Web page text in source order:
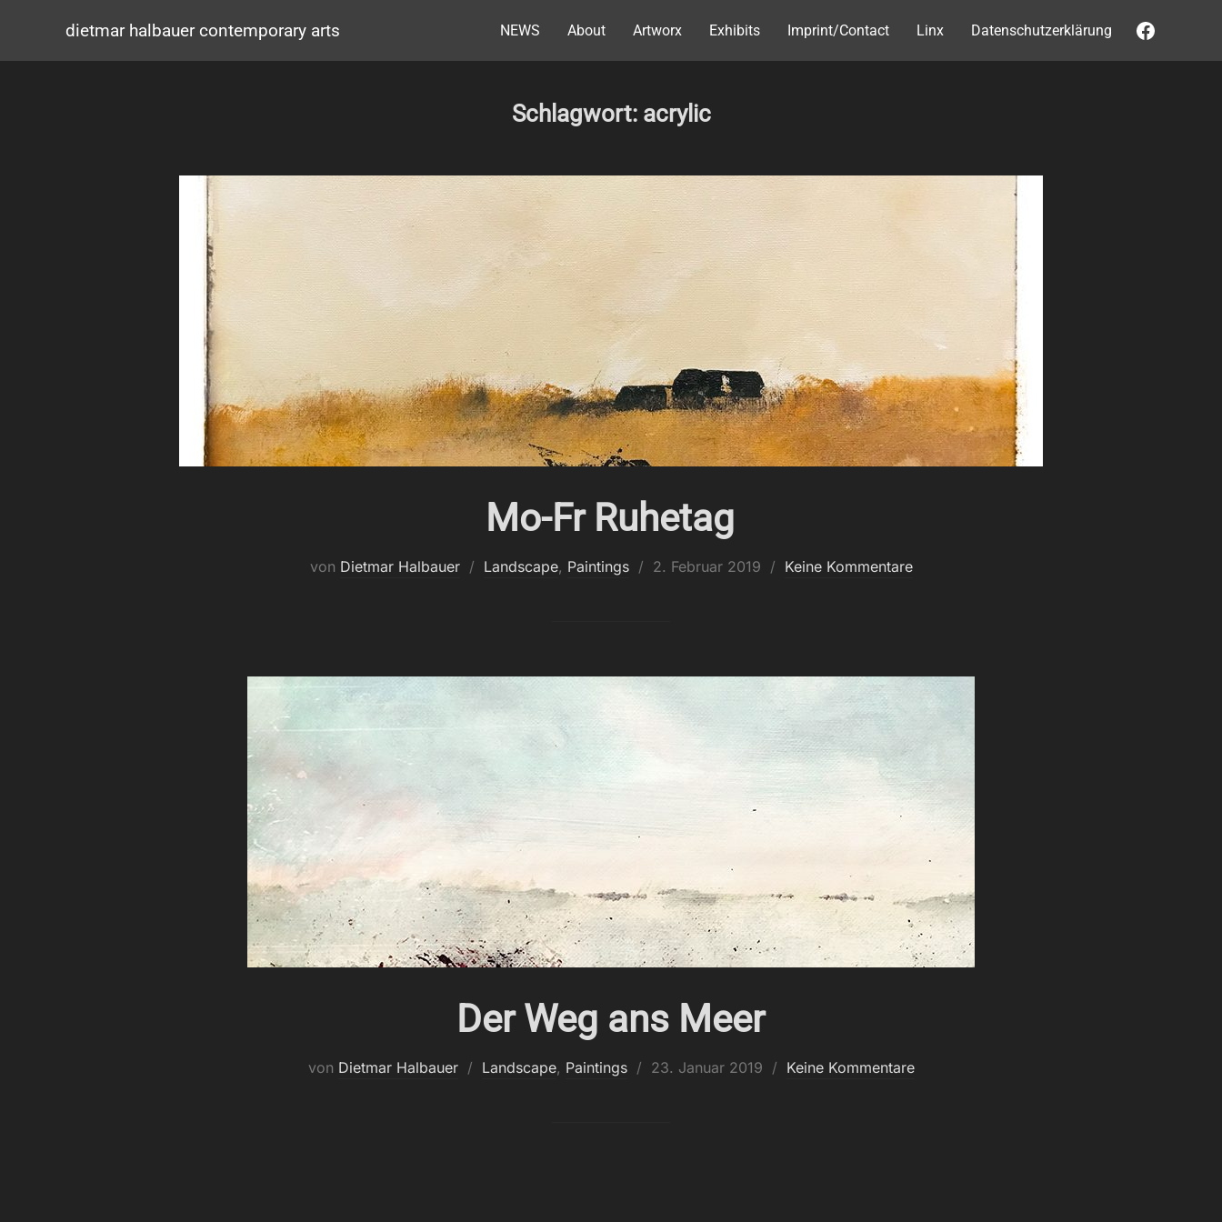
dietmar halbauer contemporary arts NEWS About Artworx Exhibits Imprint/Contact Linx Datenschutzerklärung
Schlagwort: acrylic
Mo-Fr Ruhetag
von Dietmar Halbauer Landscape, Paintings
Veröffentlicht
2. Februar 2019 Keine Kommentare
Der Weg ans Meer
von Dietmar Halbauer Landscape, Paintings
Veröffentlicht
23. Januar 2019 Keine Kommentare